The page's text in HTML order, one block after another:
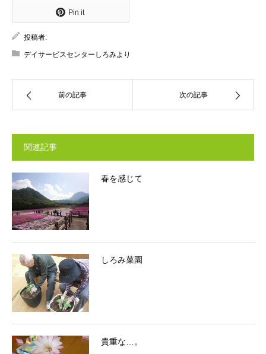
Pin it
投稿者:
デイサービスセンターしろみより
前の記事 次の記事
関連記事
春を感じて
しろみ菜園
貴重な…。